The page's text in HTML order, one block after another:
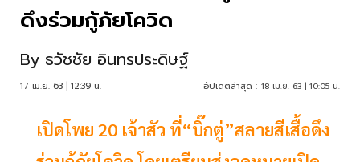
ดึงร่วมกู้ภัยโควิด
By ธวัชชัย อินทรประดิษฐ์
17 เม.ย. 63 | 12:39 น. อัปเดตล่าสุด : 18 เม.ย. 63 | 10:05 น.
เปิดโพย 20 เจ้าสัว ที่“บิ๊กตู่”สลายสีเสื้อดึง